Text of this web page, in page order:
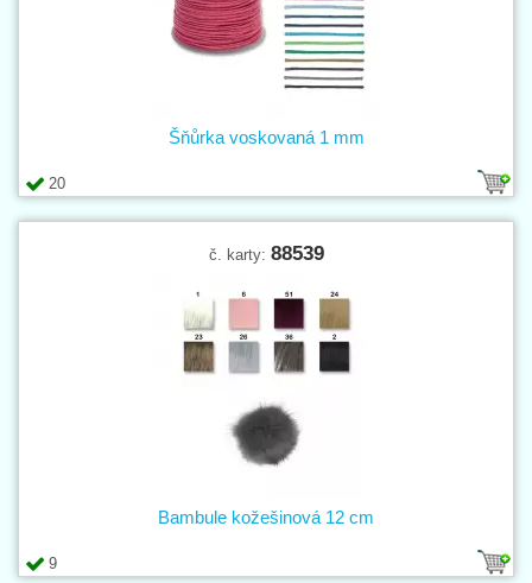
20
Šňůrka voskovaná 1 mm
č. karty: 88539
9
Bambule kožešinová 12 cm